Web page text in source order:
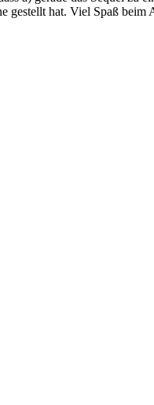
gestellt hat. Viel Spaß beim